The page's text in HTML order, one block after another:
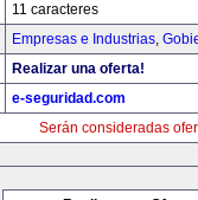
11 caracteres
Empresas e Industrias,
Realizar una oferta!
e-seguridad.com
Serán consideradas